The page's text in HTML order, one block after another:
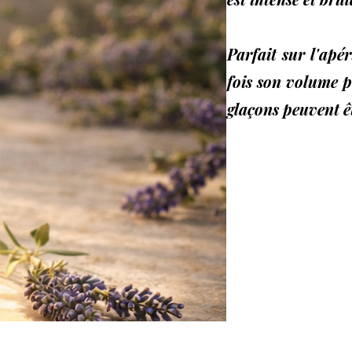
Parfait sur
fois son volume
glaçons peuvent